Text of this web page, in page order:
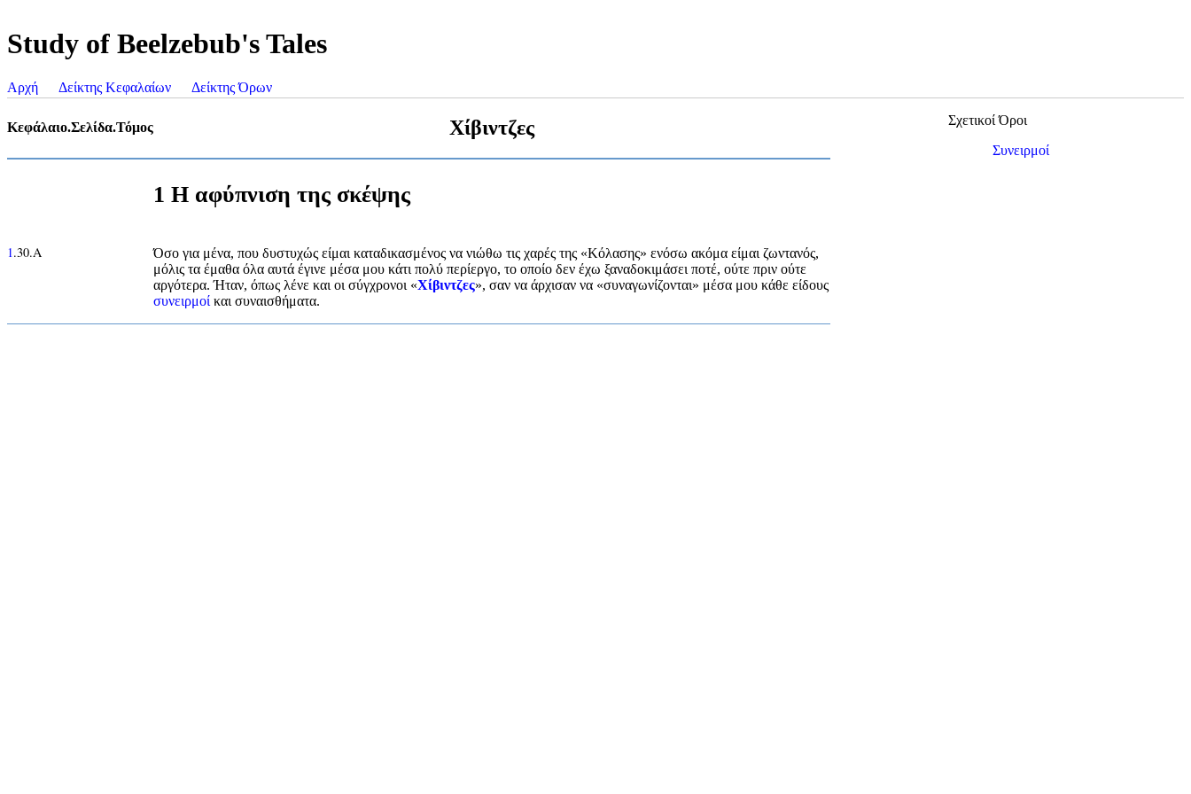
Study of Beelzebub's Tales
Αρχή Δείκτης Κεφαλαίων Δείκτης Όρων
Κεφάλαιο.Σελίδα.Τόμος Χίβιντζες
1 Η αφύπνιση της σκέψης
1.30.Α
Όσο για μένα, που δυστυχώς είμαι καταδικασμένος να νιώθω τις χαρές της «Κόλασης» ενόσω ακόμα είμαι ζωντανός,
μόλις τα έμαθα όλα αυτά έγινε μέσα μου κάτι πολύ περίεργο, το οποίο δεν έχω ξαναδοκιμάσει ποτέ, ούτε πριν ούτε
αργότερα. Ήταν, όπως λένε και οι σύγχρονοι «Χίβιντζες», σαν να άρχισαν να «συναγωνίζονται» μέσα μου κάθε είδους
συνειρμοί και συναισθήματα.
Σχετικοί Όροι
Συνειρμοί